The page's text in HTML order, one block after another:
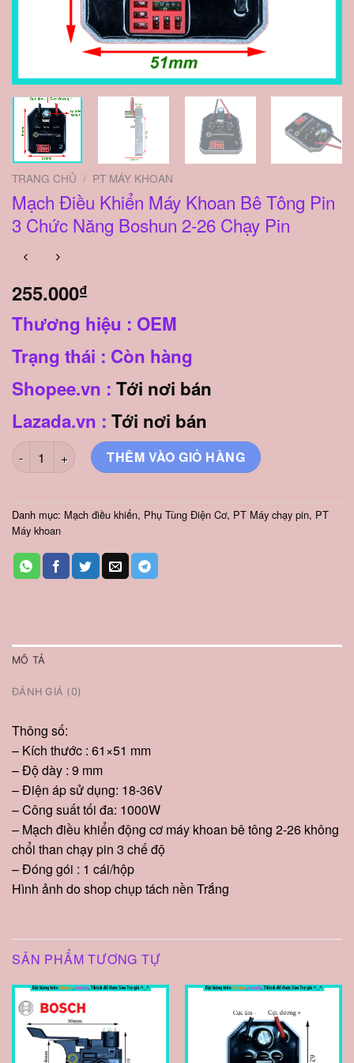
TRANG CHỦ / PT MÁY KHOAN
Mạch Điều Khiển Máy Khoan Bê Tông Pin
3 Chức Năng Boshun 2-26 Chạy Pin
255.000₫
Thương hiệu : OEM
Trạng thái : Còn hàng
Shopee.vn : Tới nơi bán
Lazada.vn : Tới nơi bán
Mạch Điều Khiển Máy Khoan Bê Tông Pin 3 Chức Năng
THÊM VÀO GIỎ HÀNG
Danh mục: Mạch điều khiển, Phụ Tùng Điện Cơ, PT Máy chạy pin, PT
Máy khoan
MÔ TẢ
ĐÁNH GIÁ (0)
Thông số:
– Kích thước : 61×51 mm
– Độ dày : 9 mm
– Điện áp sử dụng: 18-36V
– Công suất tối đa: 1000W
– Mạch điều khiển động cơ máy khoan bê tông 2-26 không
chổi than chạy pin 3 chế độ
– Đóng gói : 1 cái/hộp
Hình ảnh do shop chụp tách nền Trắng
SẢN PHẨM TƯƠNG TỰ